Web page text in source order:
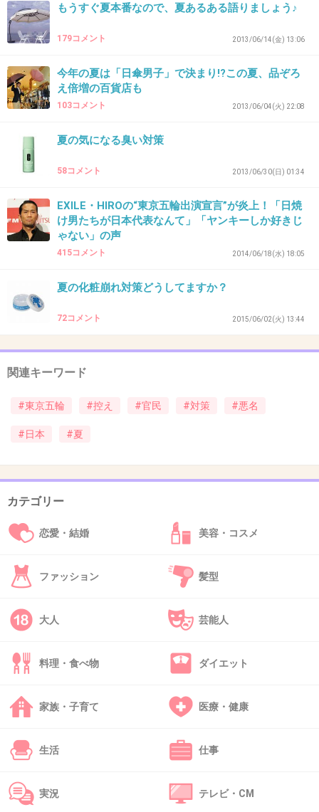
単純に考えて時期をずらして開催する事はでき
ないの？せめて9月半ばとかさ
思うんだけど…大会規定で開催期間は決まって
るからダメなのかな？無知でごめん
+38
2015/07/20(月) 16:03:04
見たことないんですけど
-24
34. 匿名2015/07/20(月) 16:04:10
本当に対策を考えてあげないと、競技の結果に
35. 匿名2015/07/20(月) 16:04:56
そのうち日本で夏に
できなくなるね
36. 匿名 2015/07/20(月) 16:09:14
ら、諸外国から非難されても仕方がない。
37. 匿名 2015/07/20(月) 16:10:51
もうすぐ夏本番なので、夏あるある語りましょう♪
179コメント 2013/06/14(金) 13:06
今年の夏は「日傘男子」で決まり!?この夏、品ぞろ
え倍増の百貨店も
103コメント 2013/06/04(火) 22:08
夏の気になる臭い対策
58コメント 2013/06/30(日) 01:34
EXILE・HIROの“東京五輪出演宣言”が炎上！「日焼
け男たちが日本代表なんて」「ヤンキーしか好きじ
ゃない」の声
415コメント 2014/06/18(水) 18:05
夏の化粧崩れ対策どうしてますか？
72コメント 2015/06/02(火) 13:44
関連キーワード
#東京五輪 #控え #官民 #対策 #悪名
#日本 #夏
カテゴリー
恋愛・結婚 美容・コスメ
ファッション 髪型
大人 芸能人
料理・食べ物 ダイエット
家族・子育て 医療・健康
生活 仕事
実況 テレビ・CM